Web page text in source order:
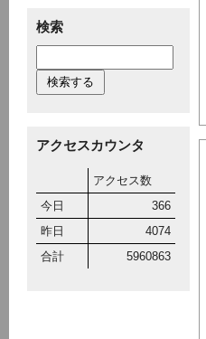
検索
アクセスカウンタ
アクセス数
今日
366
昨日
4074
合計
5960863